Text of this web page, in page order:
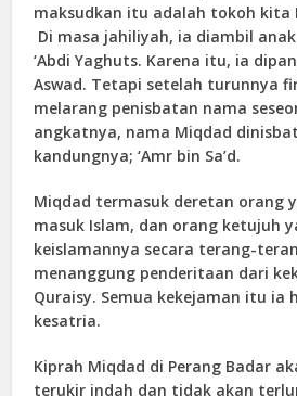
maksudkan itu adalah tokoh kita
Di masa jahiliyah, ia diambil
‘Abdi Yaghuts. Karena itu, ia
Aswad. Tetapi setelah turunnya
melarang penisbatan nama
angkatnya, nama Miqdad
kandungnya; ‘Amr bin Sa’d.
Miqdad termasuk deretan orang
masuk Islam, dan orang ketujuh
keislamannya secara terang-
menanggung penderitaan dari
Quraisy. Semua kekejaman itu ia
kesatria.
Kiprah Miqdad di Perang Badar
terukir indah dan tidak akan